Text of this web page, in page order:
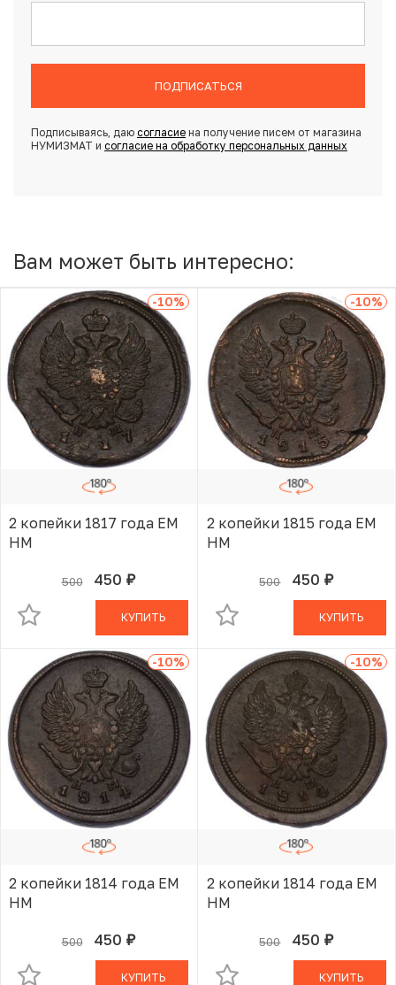
ПОДПИСАТЬСЯ
Подписываясь, даю согласиена получение писем от магазина
НУМИЗМАТ и согласие на обработку персональных данных
Вам может быть интересно:
-10%
2 копейки 1817 года ЕМ
НМ
500 450 руб.
В КОРЗИНЕ
КУПИТЬ
-10%
2 копейки 1815 года ЕМ
НМ
500 450 руб.
В КОРЗИНЕ
КУПИТЬ
-10%
2 копейки 1814 года ЕМ
НМ
500 450 руб.
В КОРЗИНЕ
КУПИТЬ
-10%
2 копейки 1814 года ЕМ
НМ
500 450 руб.
В КОРЗИНЕ
КУПИТЬ